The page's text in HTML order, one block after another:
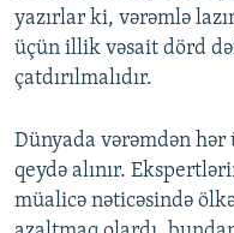
yazırlar ki, vərəmlə
üçün illik vəsait dörd
çatdırılmalıdır.
Dünyada vərəmdən
qeydə alınır.
müalicə nəticəsində